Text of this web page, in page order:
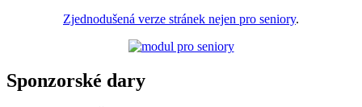
Zjednodušená verze stránek nejen pro seniory.
Sponzorské dary